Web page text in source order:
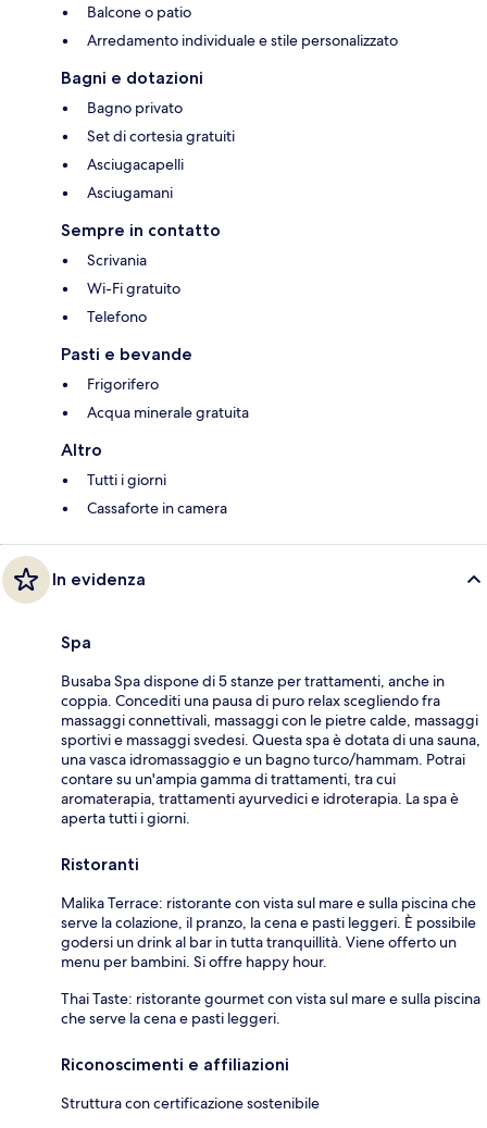
Balcone o patio
Arredamento individuale e stile personalizzato
Bagni e dotazioni
Bagno privato
Set di cortesia gratuiti
Asciugacapelli
Asciugamani
Sempre in contatto
Scrivania
Wi-Fi gratuito
Telefono
Pasti e bevande
Frigorifero
Acqua minerale gratuita
Altro
Tutti i giorni
Cassaforte in camera
In evidenza
Spa
Busaba Spa dispone di 5 stanze per trattamenti, anche in
coppia. Concediti una pausa di puro relax scegliendo fra
massaggi connettivali, massaggi con le pietre calde, massaggi
sportivi e massaggi svedesi. Questa spa è dotata di una sauna,
una vasca idromassaggio e un bagno turco/hammam. Potrai
contare su un'ampia gamma di trattamenti, tra cui
aromaterapia, trattamenti ayurvedici e idroterapia. La spa è
aperta tutti i giorni.
Ristoranti
Malika Terrace: ristorante con vista sul mare e sulla piscina che
serve la colazione, il pranzo, la cena e pasti leggeri. È possibile
godersi un drink al bar in tutta tranquillità. Viene offerto un
menu per bambini. Si offre happy hour.
Thai Taste: ristorante gourmet con vista sul mare e sulla piscina
che serve la cena e pasti leggeri.
Riconoscimenti e affiliazioni
Struttura con certificazione sostenibile